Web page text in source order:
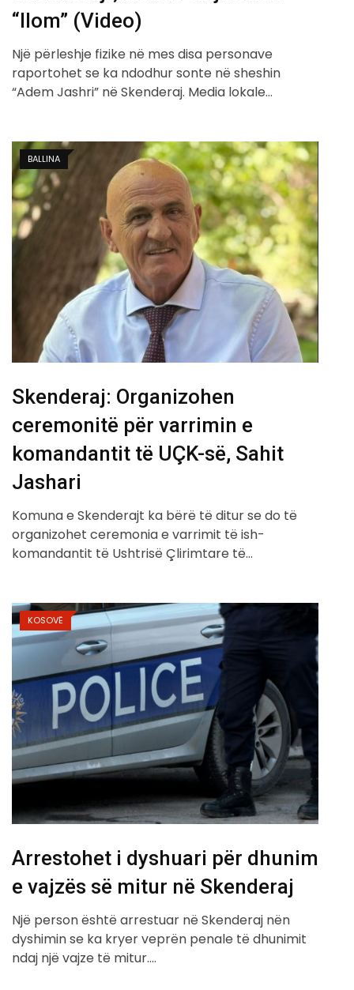
“llom” (Video)
Një përleshje fizike në mes disa personave
raportohet se ka ndodhur sonte në sheshin
“Adem Jashri” në Skenderaj. Media lokale…
BALLINA
Skenderaj: Organizohen
ceremonitë për varrimin e
komandantit të UÇK-së, Sahit
Jashari
Komuna e Skenderajt ka bërë të ditur se do të
organizohet ceremonia e varrimit të ish-
komandantit të Ushtrisë Çlirimtare të…
KOSOVË
Arrestohet i dyshuari për dhunim
e vajzës së mitur në Skenderaj
Një person është arrestuar në Skenderaj nën
dyshimin se ka kryer veprën penale të dhunimit
ndaj një vajze të mitur.…